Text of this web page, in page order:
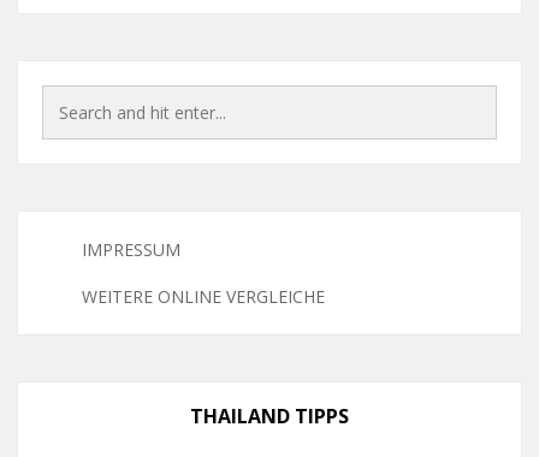
IMPRESSUM
WEITERE ONLINE VERGLEICHE
THAILAND TIPPS